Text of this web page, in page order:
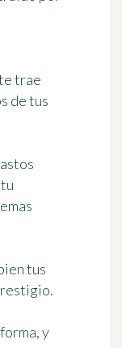
trae
de tus
tus
y